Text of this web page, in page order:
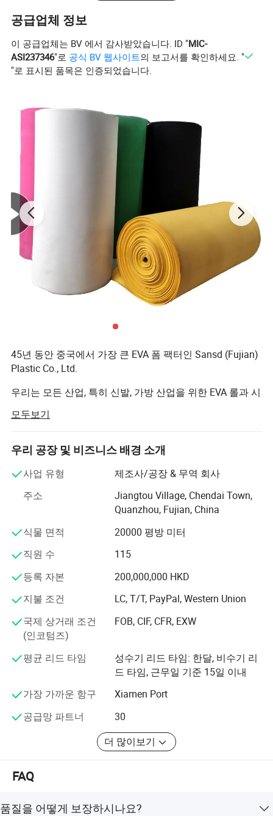
공급업체 정보
이 공급업체는 BV 에서 감사받았습니다. ID "MIC-
ASI237346"로 공식 BV 웹사이트의 보고서를 확인하세요. "
"로 표시된 품목은 인증되었습니다.
45년 동안 중국에서 가장 큰 EVA 폼 팩터인 Sansd (Fujian)
Plastic Co., Ltd.
우리는 모든 산업, 특히 신발, 가방 산업을 위한 EVA 롤과 시
베이비 퍼즐 매트, EVA 보트 데크, 요가 매트, 무릎 꿇은 패
드, 밸런스 패드 또한 저희
회사가 다양한 수요를 충족할 수 있는 다양한 상품을 제공
하는 베스트셀러 입니다. 우리는 회사를 설립한 이후 "품질
우선, 고객 우선, 신용 기반"이라는 경영 원칙을 고수하며,
고객의 잠재적인 요구를 충족하기 위해 항상 최선을 다합
는 힘으로 발전한 이후, 승 승의 상황을 실현하기 위해 전 세
계 기업들과 성실히 협력하고자 합니다.
팩토리 도매 주문 인쇄 친환경 PU 고무 고밀도 핑크 요가
들에게 완벽한 선택입니다. 세심한 부분까지 세심한 주의
를 기울이며 세심하게 디자인된 이 두꺼운 어린이 요가 매
트는 모든 연령대의 요가 애호가들에게 꼭 필요한 곳입니
친환경 소재로 제작된 요가 매트는 주변 환경뿐 아니라 몸
쿠셔닝과 지지력을 제공하여 편안하고 안정적인 연습을 보
장합니다. 초보자든 숙련된 요기든 이 매트는 요가 경험을
향상시키고 피트니스 목표를 달성하도록 도와줍니다.
모두보기
우리 공장 및 비즈니스 배경 소개
사업 유형
제조사/공장 & 무역 회사
주소
Jiangtou Village, Chendai Town,
Quanzhou, Fujian, China
식물 면적
20000 평방 미터
직원 수
115
등록 자본
200,000,000 HKD
지불 조건
LC, T/T, PayPal, Western Union
국제 상거래 조건
(인코텀즈)
FOB, CIF, CFR, EXW
평균 리드 타임
성수기 리드 타임: 한달, 비수기 리
드 타임, 근무일 기준 15일 이내
가장 가까운 항구
Xiamen Port
공급망 파트너
30
더 많이보기
FAQ
품질을 어떻게 보장하시나요?